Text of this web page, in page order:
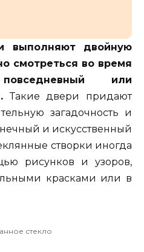
выполняют двойную
смотреться во время
или
Такие двери придают
загадочность и
и искусственный
створки иногда
рисунков и узоров,
красками или в
стекло